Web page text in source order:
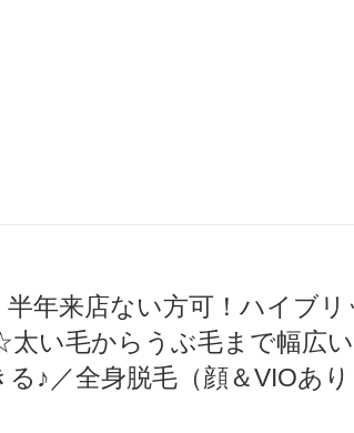
半年来店ない方可！ハイブ
い毛からうぶ毛まで幅広
る♪／全身脱毛（顔＆VIOあ